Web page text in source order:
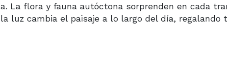
La flora y fauna autóctona sorprenden en cada
luz cambia el paisaje a lo largo del día, regalando